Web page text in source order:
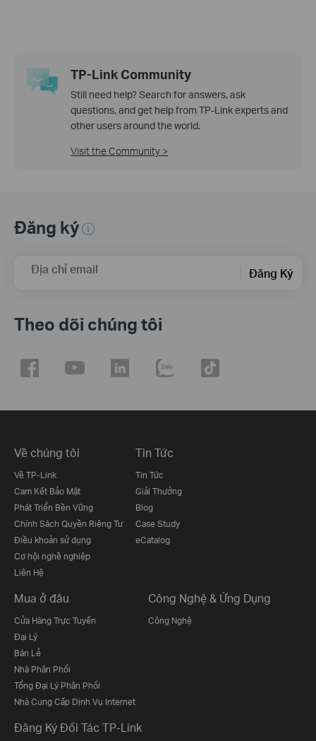
TP-Link Community
Still need help? Search for answers, ask
questions, and get help from TP-Link experts and
other users around the world.
Visit the Community >
Đăng ký
Địa chỉ email Đăng Ký
Theo dõi chúng tôi
Về chúng tôi
Về TP-Link
Cam Kết Bảo Mật
Phát Triển Bền Vững
Chính Sách Quyền Riêng Tư
Điều khoản sử dụng
Cơ hội nghề nghiệp
Liên Hệ
Tin Tức
Tin Tức
Giải Thưởng
Blog
Case Study
eCatalog
Mua ở đâu
Cửa Hàng Trực Tuyến
Đại Lý
Bán Lẻ
Nhà Phân Phối
Tổng Đại Lý Phân Phối
Nhà Cung Cấp Dịnh Vụ Internet
Công Nghệ & Ứng Dụng
Công Nghệ
Đăng Ký Đối Tác TP-Link